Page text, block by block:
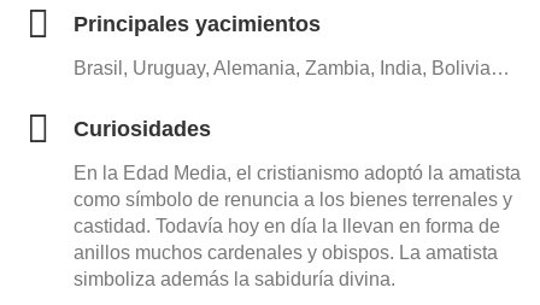
Principales yacimientos
Brasil, Uruguay, Alemania, Zambia, India, Bolivia…
Curiosidades
En la Edad Media, el cristianismo adoptó la amatista
como símbolo de renuncia a los bienes terrenales y
castidad. Todavía hoy en día la llevan en forma de
anillos muchos cardenales y obispos. La amatista
simboliza además la sabiduría divina.